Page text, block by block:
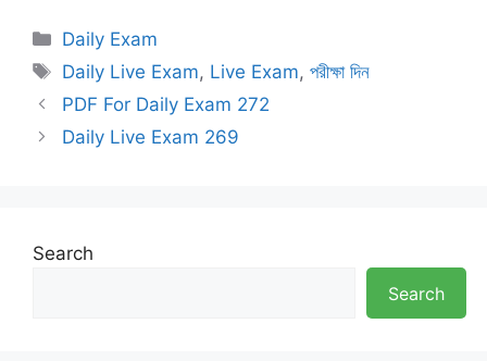
Categories
Daily Exam
Tags
Daily Live Exam, Live Exam,পরীক্ষা দিন
PDF For Daily Exam 272
Daily Live Exam 269
Search
Search